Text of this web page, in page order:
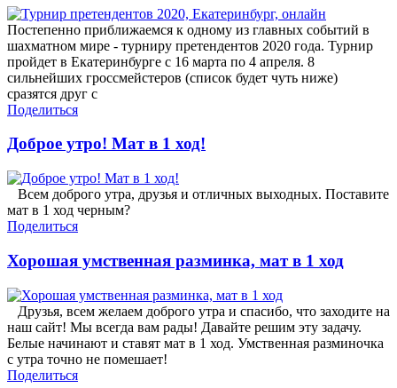
Постепенно приближаемся к одному из главных событий в
шахматном мире - турниру претендентов 2020 года. Турнир
пройдет в Екатеринбурге с 16 марта по 4 апреля. 8
сильнейших гроссмейстеров (список будет чуть ниже)
сразятся друг с
Поделиться
Доброе утро! Мат в 1 ход!
Всем доброго утра, друзья и отличных выходных. Поставите
мат в 1 ход черным?
Поделиться
Хорошая умственная разминка, мат в 1 ход
Друзья, всем желаем доброго утра и спасибо, что заходите на
наш сайт! Мы всегда вам рады! Давайте решим эту задачу.
Белые начинают и ставят мат в 1 ход. Умственная разминочка
с утра точно не помешает!
Поделиться